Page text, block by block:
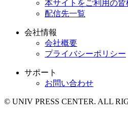
本サイトをご利用の皆
配信先一覧
会社情報
会社概要
プライバシーポリシー
サポート
お問い合わせ
© UNIV PRESS CENTER. ALL